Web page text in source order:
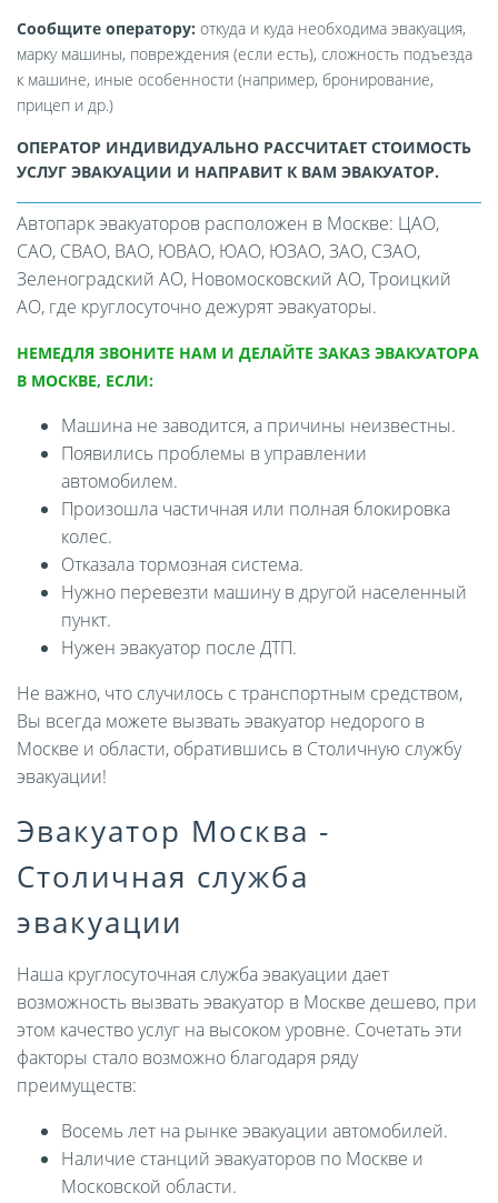
Сообщите оператору: откуда и куда необходима эвакуация,
марку машины, повреждения (если есть), сложность подъезда
к машине, иные особенности (например, бронирование,
прицеп и др.)
ОПЕРАТОР ИНДИВИДУАЛЬНО РАССЧИТАЕТ СТОИМОСТЬ
УСЛУГ ЭВАКУАЦИИ И НАПРАВИТ К ВАМ ЭВАКУАТОР.
Автопарк эвакуаторов расположен в Москве: ЦАО,
САО, СВАО, ВАО, ЮВАО, ЮАО, ЮЗАО, ЗАО, СЗАО,
Зеленоградский АО, Новомосковский АО, Троицкий
АО, где круглосуточно дежурят эвакуаторы.
НЕМЕДЛЯ ЗВОНИТЕ НАМ И ДЕЛАЙТЕ ЗАКАЗ ЭВАКУАТОРА
В МОСКВЕ, ЕСЛИ:
Машина не заводится, а причины неизвестны.
Появились проблемы в управлении
автомобилем.
Произошла частичная или полная блокировка
колес.
Отказала тормозная система.
Нужно перевезти машину в другой населенный
пункт.
Нужен эвакуатор после ДТП.
Не важно, что случилось с транспортным средством,
Вы всегда можете вызвать эвакуатор недорого в
Москве и области, обратившись в Столичную службу
эвакуации!
Эвакуатор Москва -
Столичная служба
эвакуации
Наша круглосуточная служба эвакуации дает
возможность вызвать эвакуатор в Москве дешево, при
этом качество услуг на высоком уровне. Сочетать эти
факторы стало возможно благодаря ряду
преимуществ:
Восемь лет на рынке эвакуации автомобилей.
Наличие станций эвакуаторов по Москве и
Московской области.